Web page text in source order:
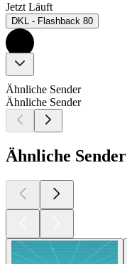
Jetzt Läuft
DKL - Flashback 80
Ähnliche Sender
Ähnliche Sender
Ähnliche Sender